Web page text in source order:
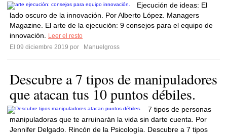
Ejecución de ideas: El
lado oscuro de la innovación. Por Alberto López. Managers
Magazine. El arte de la ejecución: 9 consejos para el equipo de
innovación.
Leer el resto
El 09 diciembre 2019 por
Manuelgross
Descubre a 7 tipos de manipuladores
que atacan tus 10 puntos débiles.
7 tipos de personas
manipuladoras que te arruinarán la vida sin darte cuenta. Por
Jennifer Delgado. Rincón de la Psicología. Descubre a 7 tipos